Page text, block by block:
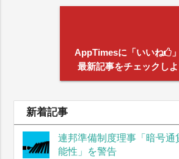
AppTimesに「いいね
最新記事をチェックしよ
新着記事
連邦準備制度理事「暗号通
能性」を警告